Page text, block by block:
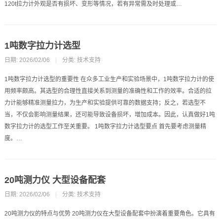
120t拉力计外观是否有损坏、变形等情况，若有异常需及时处理或…
1吨数字拉力计选型
日期: 2026/02/06 | 分类: 技术支持
1吨数字拉力计选型的重要性 在众多工业生产和实验场景中，1吨数字拉力计的使
用频率颇高。其选型的合理性直接关系到测量的准确性和工作的效率。合适的拉
力计能够精准测量拉力，为生产和实验提供可靠的数据支持；反之，若选型不
当，不仅会影响测量结果，还可能导致设备损坏，增加成本。因此，认真做好1吨
数字拉力计的选型工作至关重要。 1吨数字拉力计选型要点 首先要考虑测量精
度。…
20吨测力仪 大型设备配套
日期: 2026/02/06 | 分类: 技术支持
20吨测力仪的特点与优势 20吨测力仪在大型设备配套中扮演着重要角色。它具有